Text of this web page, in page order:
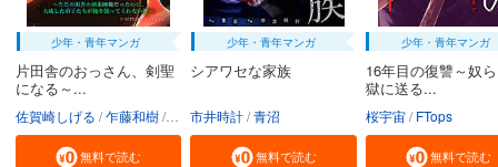
少年・青年マンガ
片田舎のおっさん、剣聖
になる～...
佐賀崎しげる 乍藤和樹 鍋島テツヒロ
無料で読む
少年・青年マンガ
シアワセな家族
市井時計 青沼
無料で読む
少年・青年マンガ
16年目の復讐～奴
獄に送る...
桜宇宙 FTops
無料で読む